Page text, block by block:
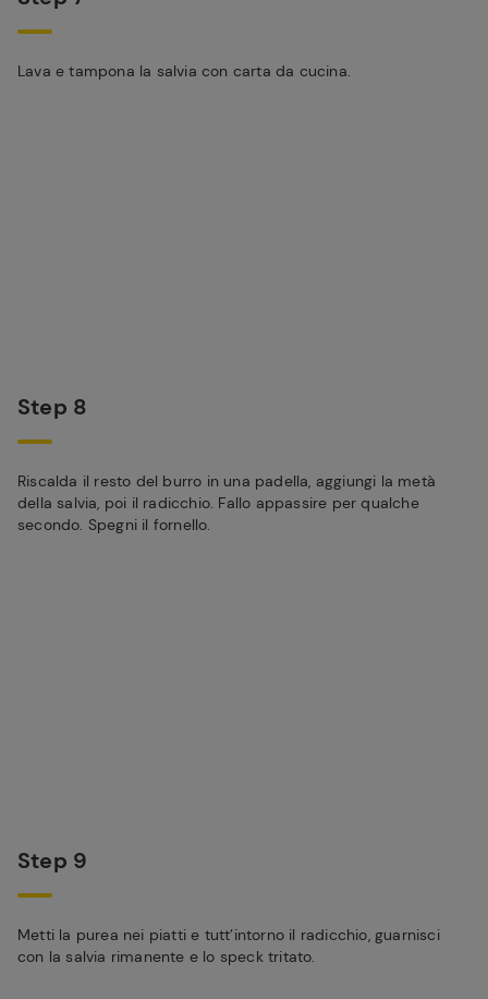
Lava e tampona la salvia con carta da cucina.
Step 8
Riscalda il resto del burro in una padella, aggiungi la metà
della salvia, poi il radicchio. Fallo appassire per qualche
secondo. Spegni il fornello.
Step 9
Metti la purea nei piatti e tutt’intorno il radicchio, guarnisci
con la salvia rimanente e lo speck tritato.